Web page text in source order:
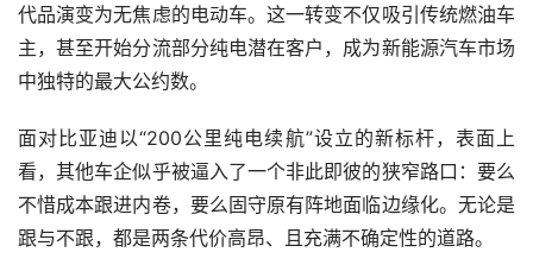
代品演变为无焦虑的电动车。这一转变不仅吸引传统燃油车
主，甚至开始分流部分纯电潜在客户，成为新能源汽车市场
中独特的最大公约数。
面对比亚迪以“200公里纯电续航”设立的新标杆，表面上
看，其他车企似乎被逼入了一个非此即彼的狭窄路口：要么
不惜成本跟进内卷，要么固守原有阵地面临边缘化。无论是
跟与不跟，都是两条代价高昂、且充满不确定性的道路。